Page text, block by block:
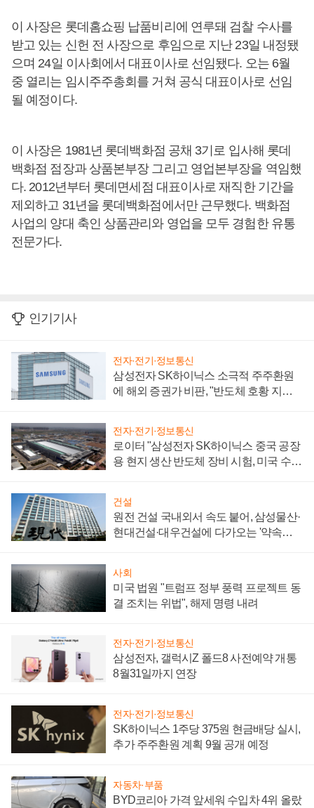
이 사장은 롯데홈쇼핑 납품비리에 연루돼 검찰 수사를
받고 있는 신헌 전 사장으로 후임으로 지난 23일 내정됐
으며 24일 이사회에서 대표이사로 선임됐다. 오는 6월
중 열리는 임시주주총회를 거쳐 공식 대표이사로 선임
될 예정이다.
이 사장은 1981년 롯데백화점 공채 3기로 입사해 롯데
백화점 점장과 상품본부장 그리고 영업본부장을 역임했
다. 2012년부터 롯데면세점 대표이사로 재직한 기간을
제외하고 31년을 롯데백화점에서만 근무했다. 백화점
사업의 양대 축인 상품관리와 영업을 모두 경험한 유통
전문가다.
인기기사
전자·전기·정보통신
삼성전자 SK하이닉스 소극적 주주환원
에 해외 증권가 비판, "반도체 호황 지속
전자·전기·정보통신
로이터 "삼성전자 SK하이닉스 중국 공장
용 현지 생산 반도체 장비 시험, 미국 수출
건설
원전 건설 국내외서 속도 붙어, 삼성물산·
현대건설·대우건설에 다가오는 '약속의
사회
미국 법원 "트럼프 정부 풍력 프로젝트 동
결 조치는 위법", 해제 명령 내려
전자·전기·정보통신
삼성전자, 갤럭시Z 폴드8 사전예약 개통
8월31일까지 연장
전자·전기·정보통신
SK하이닉스 1주당 375원 현금배당 실시,
추가 주주환원 계획 9월 공개 예정
자동차·부품
BYD코리아 가격 앞세워 수입차 4위 올랐